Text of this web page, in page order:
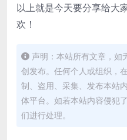
以上就是今天要分享给大
欢！
声明：本站所有文章，如
创发布。任何个人或组织，
制、盗用、采集、发布本站
体平台。如若本站内容侵犯
们进行处理。